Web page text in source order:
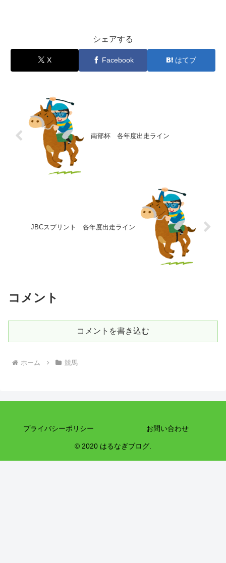
シェアする
X Facebook はてブ
南部杯 各年度出走ライン
JBCスプリント 各年度出走ライン
コメント
コメントを書き込む
ホーム 競馬
プライバシーポリシー お問い合わせ
© 2020 はるなぎブログ.